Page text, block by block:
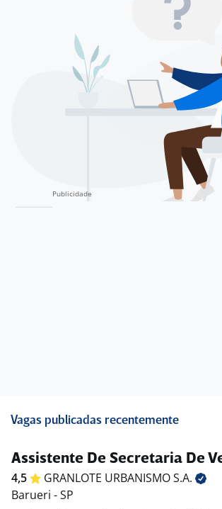
Vagas publicadas recentemente
Assistente De Secretaria De
4,5 GRANLOTE URBANISMOS.A.
Barueri - SP